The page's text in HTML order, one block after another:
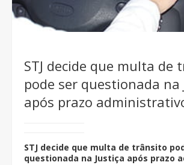
STJ decide que multa de
pode ser questionada na
após prazo
STJ decide que multa de trânsito
questionada na Justiça após prazo